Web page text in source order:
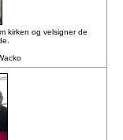
kirken og velsigner de